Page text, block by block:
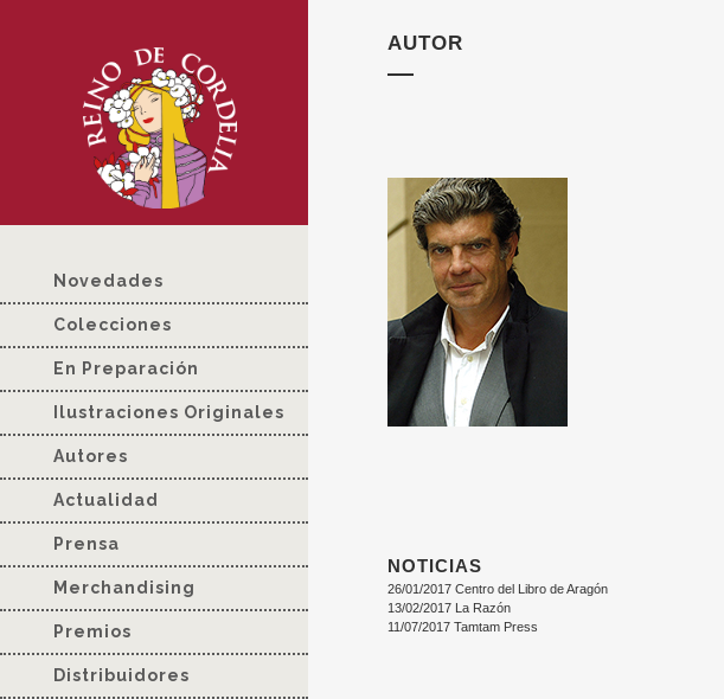
Novedades
Colecciones
En Preparación
Ilustraciones Originales
Autores
Actualidad
Prensa
Merchandising
Premios
Distribuidores
AUTOR
NOTICIAS
26/01/2017 Centro del Libro de Aragón
13/02/2017 La Razón
11/07/2017 Tamtam Press